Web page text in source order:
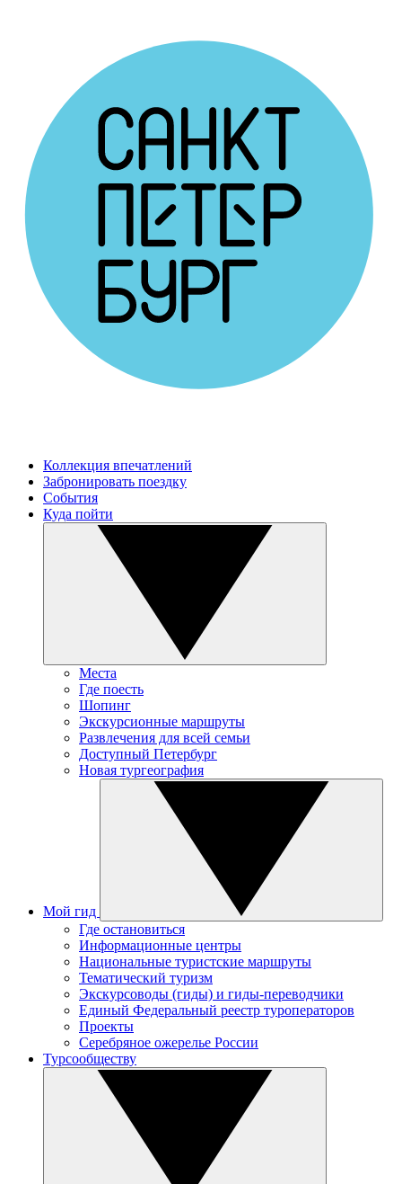
Коллекция впечатлений
Забронировать поездку
События
Куда пойти
Места
Где поесть
Шопинг
Экскурсионные маршруты
Развлечения для всей семьи
Доступный Петербург
Новая тургеография
Мой гид
Где остановиться
Информационные центры
Национальные туристские маршруты
Тематический туризм
Экскурсоводы (гиды) и гиды-переводчики
Единый Федеральный реестр туроператоров
Проекты
Серебряное ожерелье России
Турсообществу